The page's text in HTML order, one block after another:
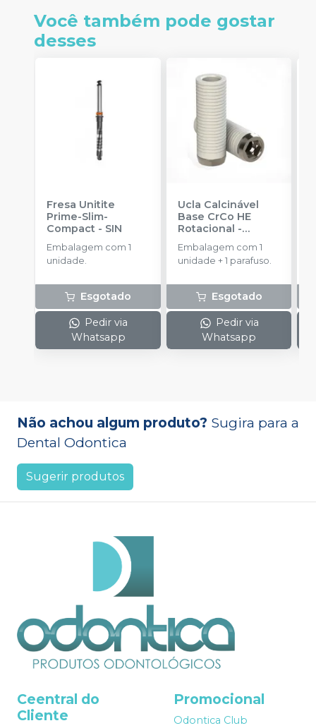
Você também pode gostar
desses
Fresa Unitite
Prime-Slim-
Compact - SIN
Embalagem com 1
unidade.
Esgotado
Pedir via
Whatsapp
Ucla Calcinável
Base CrCo HE
Rotacional -
SINGULAR
Embalagem com 1
unidade + 1 parafuso.
Esgotado
Pedir via
Whatsapp
Não achou algum produto? Sugira para a
Dental Odontica
Sugerir produtos
Ceentral do
Cliente
Promocional
Odontica Club